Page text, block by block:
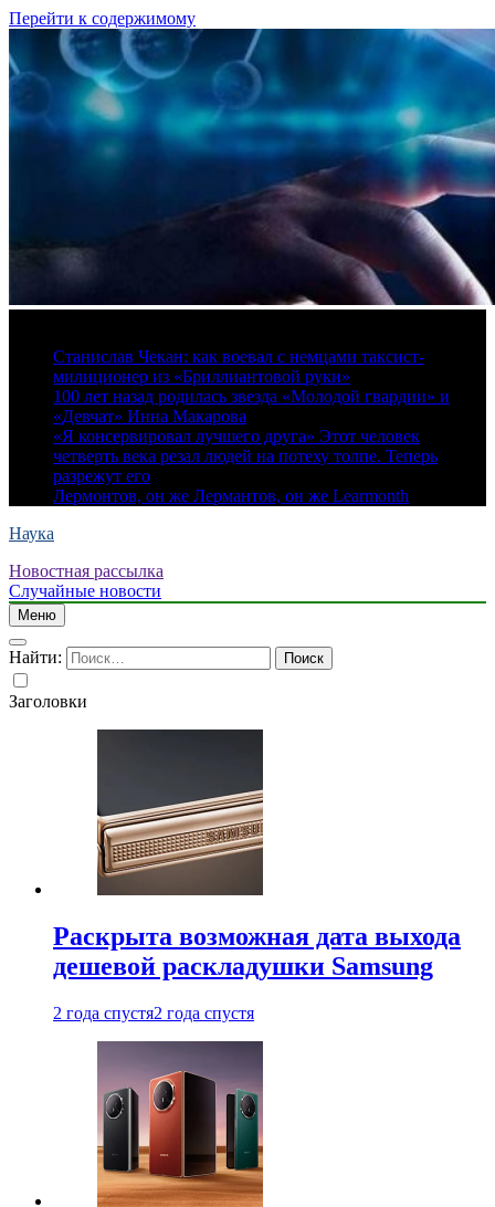
Перейти к содержимому
Станислав Чекан: как воевал с немцами таксист-
милиционер из «Бриллиантовой руки»
100 лет назад родилась звезда «Молодой гвардии» и
«Девчат» Инна Макарова
«Я консервировал лучшего друга» Этот человек
четверть века резал людей на потеху толпе. Теперь
разрежут его
Лермонтов, он же Лермантов, он же Learmonth
Наука
Новостная рассылка
Случайные новости
Меню
Найти:
Заголовки
Раскрыта возможная дата выхода
дешевой раскладушки Samsung
2 года спустя2 года спустя